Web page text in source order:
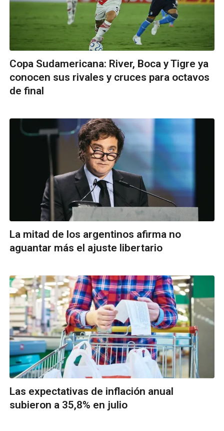
Copa Sudamericana: River, Boca y Tigre ya
conocen sus rivales y cruces para octavos
de final
La mitad de los argentinos afirma no
aguantar más el ajuste libertario
Las expectativas de inflación anual
subieron a 35,8% en julio